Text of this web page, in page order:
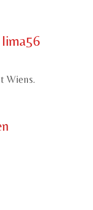
Wiens.